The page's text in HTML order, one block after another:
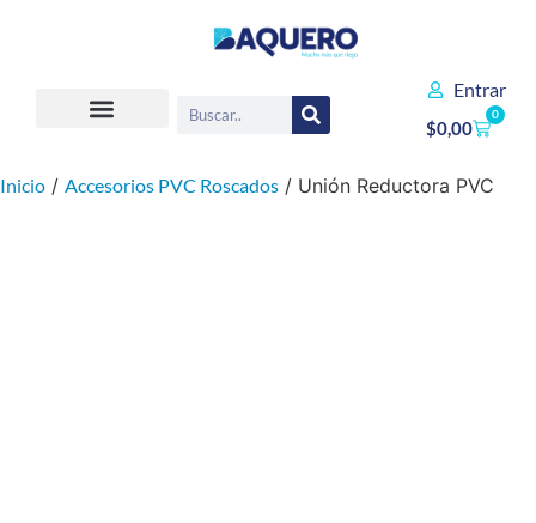
Entrar
$0,00
0
Inicio / Accesorios PVC Roscados / Unión Reductora PVC